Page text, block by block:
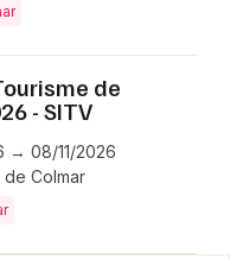
de
- SITV
→ 08/11/2026
Colmar